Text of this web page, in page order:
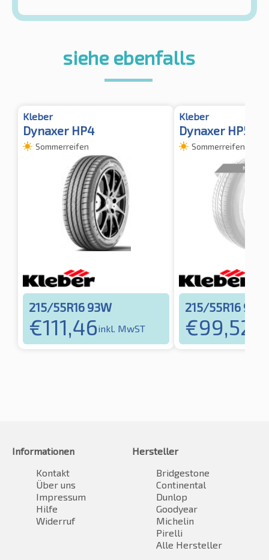
siehe ebenfalls
Kleber
Dynaxer HP4
Sommerreifen
215/55R16 93W
€111,46inkl. MwST
Kleber
Dynaxer HP5 TL
Sommerreifen
215/55R16 93V
€99,52
Informationen
Kontakt
Über uns
Impressum
Hilfe
Widerruf
Hersteller
Bridgestone
Continental
Dunlop
Goodyear
Michelin
Pirelli
Alle Hersteller